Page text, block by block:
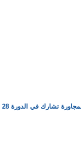
الوطني للمسرح بدور الثقافة و دور الشباب